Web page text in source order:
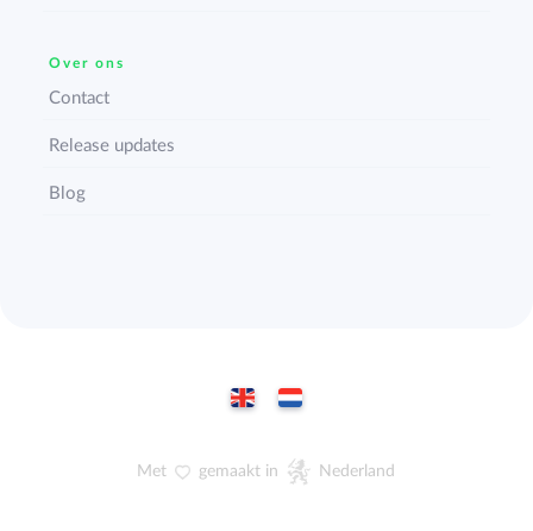
Over ons
Contact
Release updates
Blog
Met gemaakt in Nederland